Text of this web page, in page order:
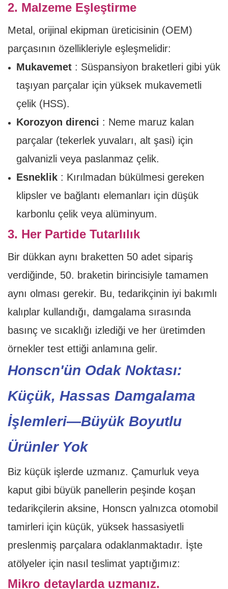
2. Malzeme Eşleştirme
Metal, orijinal ekipman üreticisinin (OEM)
parçasının özellikleriyle eşleşmelidir:
Mukavemet: Süspansiyon braketleri gibi yük
taşıyan parçalar için yüksek mukavemetli
çelik (HSS).
Korozyon direnci : Neme maruz kalan
parçalar (tekerlek yuvaları, alt şasi) için
galvanizli veya paslanmaz çelik.
Esneklik: Kırılmadan bükülmesi gereken
klipsler ve bağlantı elemanları için düşük
karbonlu çelik veya alüminyum.
3. Her Partide Tutarlılık
Bir dükkan aynı braketten 50 adet sipariş
verdiğinde, 50. braketin birincisiyle tamamen
aynı olması gerekir. Bu, tedarikçinin iyi bakımlı
kalıplar kullandığı, damgalama sırasında
basınç ve sıcaklığı izlediği ve her üretimden
örnekler test ettiği anlamına gelir.
Honscn'ün Odak Noktası:
Küçük, Hassas Damgalama
İşlemleri—Büyük Boyutlu
Ürünler Yok
Biz küçük işlerde uzmanız. Çamurluk veya
kaput gibi büyük panellerin peşinde koşan
tedarikçilerin aksine, Honscn yalnızca otomobil
tamirleri için küçük, yüksek hassasiyetli
preslenmiş parçalara odaklanmaktadır. İşte
atölyeler için nasıl teslimat yaptığımız:
Mikro detaylarda uzmanız.